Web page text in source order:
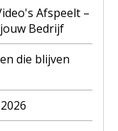
Afspeelt –
Bedrijf
die blijven